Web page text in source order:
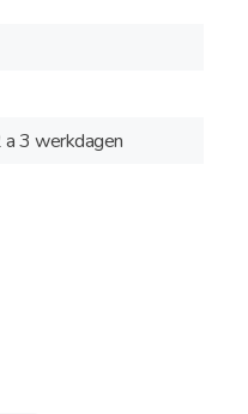
a 3 werkdagen